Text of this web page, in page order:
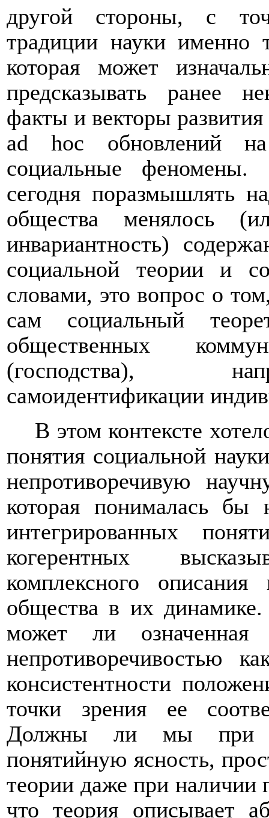
другой стороны, с
традиции науки именно
которая может
предсказывать ранее
факты и векторы развития
ad hoc обновлений
социальные феномены.
сегодня поразмышлять
общества менялось
инвариантность)
социальной теории и
словами, это вопрос о
сам социальный
общественных
(господства),
самоидентификации
В этом контексте
понятия социальной
непротиворечивую
которая понималась бы
интегрированных
когерентных
комплексного описания
общества в их
может ли означенная
непротиворечивостью
консистентности
точки зрения ее
Должны ли мы при
понятийную ясность,
теории даже при наличии
что теория описывает